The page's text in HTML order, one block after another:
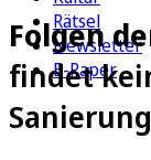
Rätsel
Newsletter
E-Paper
Folgen
findet
Sanierung